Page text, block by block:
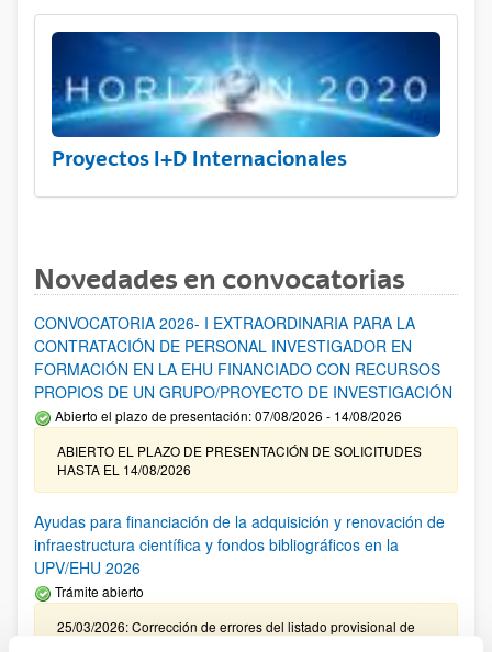
Proyectos I+D Internacionales
Novedades en convocatorias
CONVOCATORIA 2026- I EXTRAORDINARIA PARA LA
CONTRATACIÓN DE PERSONAL INVESTIGADOR EN
FORMACIÓN EN LA EHU FINANCIADO CON RECURSOS
PROPIOS DE UN GRUPO/PROYECTO DE INVESTIGACIÓN
Abierto el plazo de presentación: 07/08/2026 - 14/08/2026
ABIERTO EL PLAZO DE PRESENTACIÓN DE SOLICITUDES
HASTA EL 14/08/2026
Ayudas para financiación de la adquisición y renovación de
infraestructura científica y fondos bibliográficos en la
UPV/EHU 2026
Trámite abierto
25/03/2026: Corrección de errores del listado provisional de